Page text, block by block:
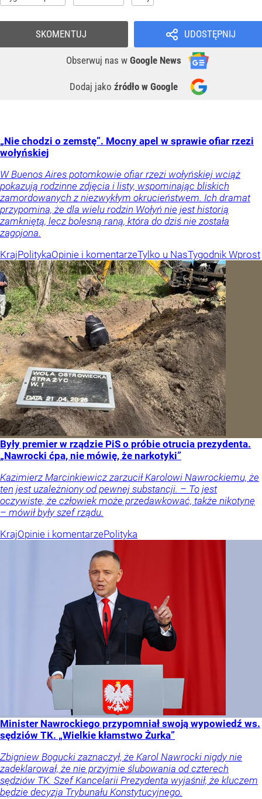
UDOSTĘPNIJ
Obserwuj nas w Google News
Dodaj jako źródło w Google
SKOMENTUJ
„Nie chodzi o zemstę”. Mocny apel w sprawie ofiar rzezi
wołyńskiej
W Buenos Aires potomkowie ofiar rzezi wołyńskiej wciąż
pokazują rodzinne zdjęcia i listy, wspominając bliskich
zamordowanych z niezwykłym okrucieństwem. Ich dramat
przypomina, że dla wielu rodzin Wołyń nie jest historią
zamkniętą, lecz bolesną raną, która do dziś nie została
zagojona.
KrajPolitykaOpinie i komentarzeTylko u NasTygodnik Wprost
Były premier w rządzie PiS o próbie otrucia prezydenta.
„Nawrocki ćpa, nie mówię, że narkotyki”
Kazimierz Marcinkiewicz zarzucił Karolowi Nawrockiemu, że
ten jest uzależniony od pewnej substancji. – To jest
oczywiste, że człowiek może przedawkować, także nikotynę
– mówił były szef rządu.
KrajOpinie i komentarzePolityka
Minister Nawrockiego przypomniał swoją wypowiedź ws.
sędziów TK. „Wielkie kłamstwo Żurka”
Zbigniew Bogucki zaznaczył, że Karol Nawrocki nigdy nie
zadeklarował, że nie przyjmie ślubowania od czterech
sędziów TK. Szef Kancelarii Prezydenta wyjaśnił, że kluczem
będzie decyzja Trybunału Konstytucyjnego.